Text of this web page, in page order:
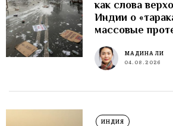
как слова
Индии о
массовые
МАДИНА ЛИ
04.08.2026
ИНДИЯ